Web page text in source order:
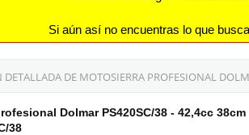
Si aún así no encuentras lo que
DE MOTOSIERRA PROFESIONAL
Dolmar PS420SC/38 - 42,4cc 38cm
38